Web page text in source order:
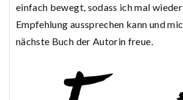
einfach bewegt, sodass ich mal
Empfehlung aussprechen kann und
nächste Buch der Autorin freue.